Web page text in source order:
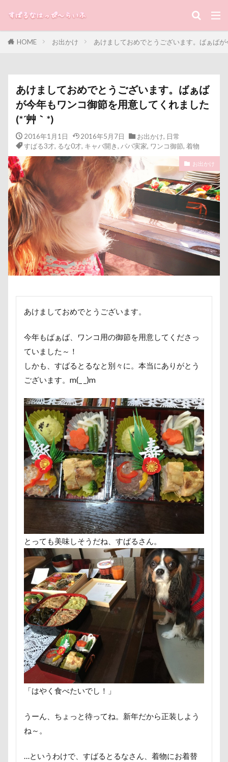
キャバリアクラブ
キャバリアキャンドル
キャバリアの森
キッチン探検隊
キシリトール
ガーデニング
ガラス玉イベント
ガチャ
カレンダー
カルマちゃん
キャバリアフェスティバル2018
カボチャ
キャバ嬢テク
キーリング
キーホルダー
キュウリ
キャンディちゃん
キャンディ
キャリーバッグ
キャリーちゃん
キャミーちゃん
キャバ開き
キャバレンタイン
キャバリアブランケット
キャバリーマンスタイ
キャバリア風鈴
キャバリア白書
キャバリア特集号
キャバリア特集
キャバリア本
キャバリア服
キャバリアミーティング2018
キャバリアミーティング
カメラ
エクシーガ
エアーおやつ
ウッドチップ
ウッドスティック
ウチの子グッズ
ウォータートレッキング
ウェルカムドッグ
エルくん
ウィンク
ウィルくん
イーノの森
インテリア
インターペット2017
インターペット
イングランド代表キャバリアーズユニフォーム
イルカ
イラスト
エナジーロープ
エルちゃん
カファレル
オヤツ入れ
カヌチャベイホテル ＆ ヴィラズ
カタログ
カイくん
オープンカー
オーナメント
オーダーメイド
オリジナルグッズ
オヤツ
エルマーくん
オモチャ
オムライス オブジェ
オフ会
オッサン座り
オスワリ
オクラ
オキちゃん劇場
エヴァちゃん
エンドレス
クゥくん
クッキーくん
スヌード
サンシェード
シミ
シマホ
シフォンちゃん
シェリーちゃん
サンバイザー
サンドイッチ
サンタパレード
サンタ
ササミジャーキー
シャンプー
HOME お出かけ あけましておめでとうございます。ばぁば
あけましておめでとうございます。ばぁば
が今年もワンコ御節を用意してくれました
(*´艸｀*)
2016年1月1日 2016年5月7日 お出かけ, 日常
すばる3才, るな0才, キャバ開き, パパ実家, ワンコ御節, 着物
お出かけ
あけましておめでとうございます。
今年もばぁば、ワンコ用の御節を用意してくださっ
ていました～！
しかも、すばるとるなと別々に。本当にありがとう
ございます。m(_ _)m
とっても美味しそうだね、すばるさん。
「はやく食べたいでし！」
うーん、ちょっと待ってね。新年だから正装しよう
ね～。
…というわけで、すばるとるなさん、着物にお着替
カテゴリー
タグ
100円ショップ 写真パネル 前橋市
冷感ジェルマット
写真教室
写真撮影
写真加工
公園 動物殺処分ゼロ
八重桜
八街市
八ヶ岳
入間市
優玖（はるく）くん
優しい
働くおじさん
傘
健康チェック 加湿器
動物病院
保護犬
去勢手術
吉野家
叱れない
叱るの忘れてシャッター切る
南相馬鹿島SA
南相馬市
卒業
千里浜なぎさドライブウェイ
千葉県
千本松牧場
倶利伽羅峠
保水効果
名刺
三王山ふれあい公園
世界の名犬牧場
不貞寝 下野市
上越市
上尾市
三陸復興国立公園
三瓶くん
三峯神社
中年サラリーマン
三井アウトレットパーク
万座毛
万が一の備え
七夕
一発芸
ヴィーナスフォート
ヴィンテージ
ワークショップ
ワンピース
中島フィールズ
中瀬公園
來夢（らいむ）ちゃん
代々木公園ドッグラン
作品レビューコメント
体重
佐久穂町
似顔絵師なつき
似顔絵
似たもの父子
休日の朝
仰向け抱っこ
代々木公園
串カツ田中 北千住店
人形
人をダメにするクッション
二足立ち
二等辺三角形
二度寝 予定
乳歯
九十九里浜
主張
同胎兄弟
名刺入れ
ワンコ店内OK
富山環水公園
小太郎くん
射水市
寝起き
寝床 寝坊助
富山湾
小布施町
小春ちゃん
室内遊びレッスン
山梨県